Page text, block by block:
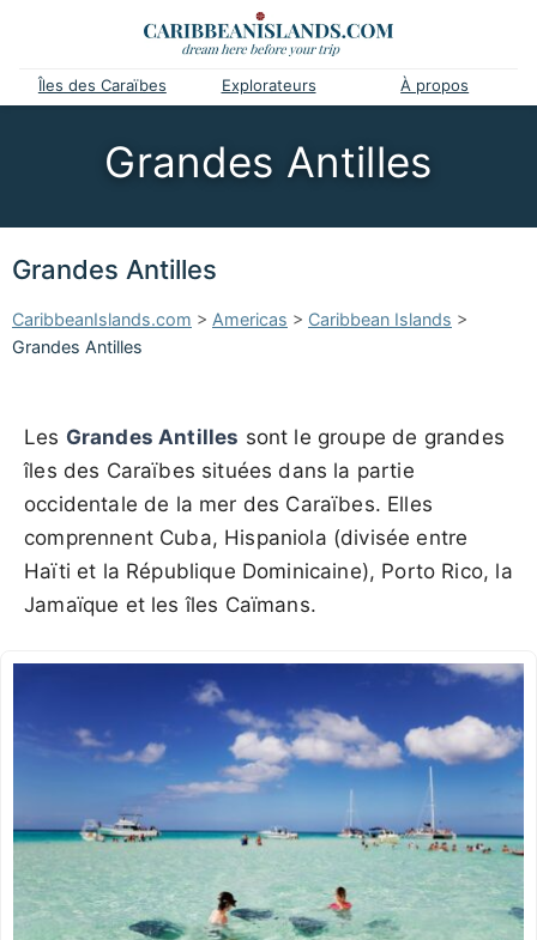
Îles des Caraïbes Explorateurs À propos
Grandes Antilles
Grandes Antilles
CaribbeanIslands.com > Americas > Caribbean Islands >
Grandes Antilles
Les Grandes Antilles sont le groupe de grandes
îles des Caraïbes situées dans la partie
occidentale de la mer des Caraïbes. Elles
comprennent Cuba, Hispaniola (divisée entre
Haïti et la République Dominicaine), Porto Rico, la
Jamaïque et les îles Caïmans.